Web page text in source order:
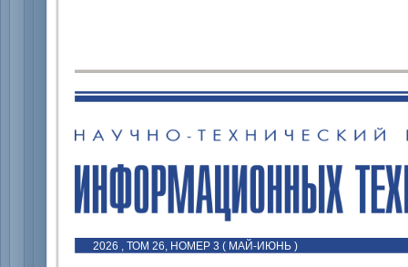
2026 , ТОМ 26, НОМЕР 3 ( МАЙ-ИЮНЬ )